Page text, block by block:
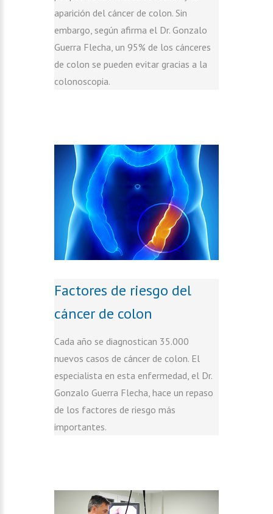
aparición del cáncer de colon. Sin
embargo, según afirma el Dr. Gonzalo
Guerra Flecha, un 95% de los cánceres
de colon se pueden evitar gracias a la
colonoscopia.
Factores de riesgo del
cáncer de colon
Cada año se diagnostican 35.000
nuevos casos de cáncer de colon. El
especialista en esta enfermedad, el Dr.
Gonzalo Guerra Flecha, hace un repaso
de los factores de riesgo más
importantes.